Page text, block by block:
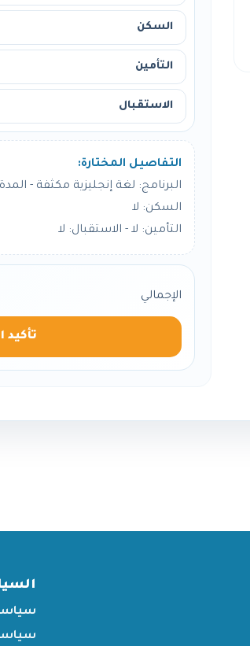
السكن
التأمين
الاستقبال
التفاصيل المختارة:
البرنامج: لغة إنجليزية مكثفة - المدة: 24
السكن: لا
التأمين: لا - الاستقبال: لا
الإجمالي
تأكيد